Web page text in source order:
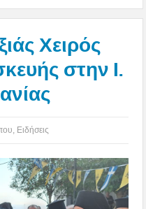
Χειρός
στην Ι.
Ειδήσεις